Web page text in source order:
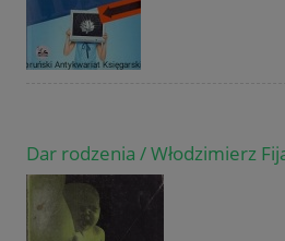
Dar rodzenia / Włodzimierz